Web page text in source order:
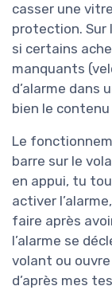
casser une
protection. Sur
si certains
manquants
d’alarme dans
bien le
Le
barre sur le
en appui, tu
activer
faire après
l’alarme se
volant ou
d’après mes